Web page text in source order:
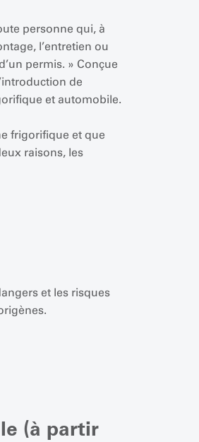
personne qui, à
l’entretien ou
permis. » Conçue
de
et automobile.
frigorifique et que
raisons, les
et les risques
(à partir